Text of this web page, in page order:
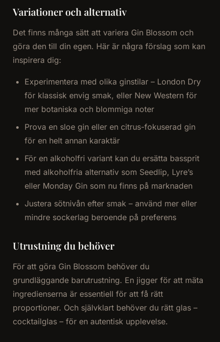
Variationer och alternativ
Det finns många sätt att variera Gin Blossom och
göra den till din egen. Här är några förslag som kan
inspirera dig:
Experimentera med olika ginstilar – London Dry
för klassisk envig smak, eller New Western för
mer botaniska och blommiga noter
Prova en sloe gin eller en citrus-fokuserad gin
för en helt annan karaktär
För en alkoholfri variant kan du ersätta bassprit
med alkoholfria alternativ som Seedlip, Lyre’s
eller Monday Gin som nu finns på marknaden
Justera sötnivån efter smak – använd mer eller
mindre sockerlag beroende på preferens
Utrustning du behöver
För att göra Gin Blossom behöver du
grundläggande barutrustning. En jigger för att mäta
ingredienserna är essentiell för att få rätt
proportioner. Och självklart behöver du rätt glas –
cocktailglas – för en autentisk upplevelse.